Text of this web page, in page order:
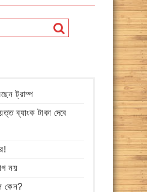
ট্রাম্প
ব্যাংক টাকা দেবে
নয়
কেন?